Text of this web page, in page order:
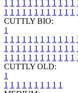
1 1 1 1 1 1 1 1 1 1 1 1
1 1 1 1 1 1 1 1 1 1 1 1
CUTTLY BIO:
1
1 1 1 1 1 1 1 1 1 1 1 1
1 1 1 1 1 1 1 1 1 1 1 1
1 1 1 1 1 1 1 1 1 1 1 1
CUTTLY OLD:
1
1 1 1 1 1 1 1 1 1 1